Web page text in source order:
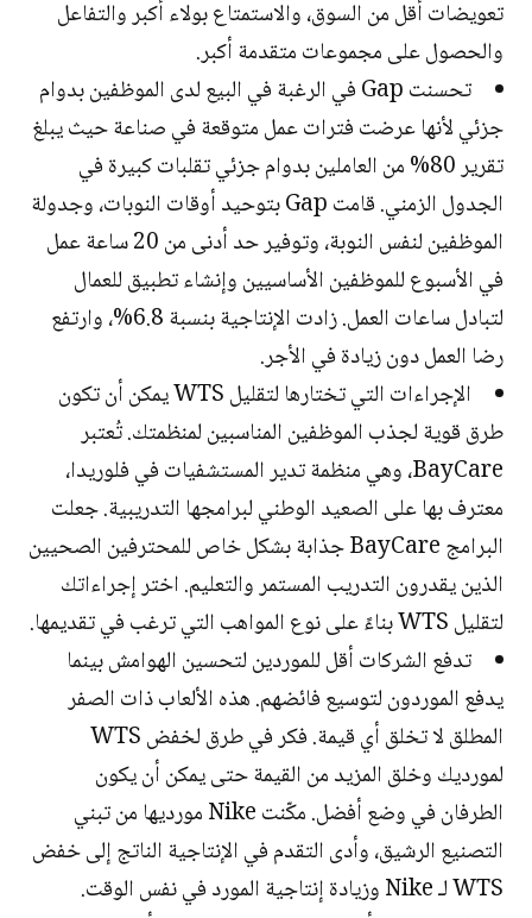
تعويضات أقل من السوق، والاستمتاع بولاء أكبر والتفاعل
والحصول على مجموعات متقدمة أكبر.
تحسنت Gap في الرغبة في البيع لدى الموظفين بدوام
جزئي لأنها عرضت فترات عمل متوقعة في صناعة حيث يبلغ
تقرير 80% من العاملين بدوام جزئي تقلبات كبيرة في
الجدول الزمني. قامت Gap بتوحيد أوقات النوبات، وجدولة
الموظفين لنفس النوبة، وتوفير حد أدنى من 20 ساعة عمل
في الأسبوع للموظفين الأساسيين وإنشاء تطبيق للعمال
لتبادل ساعات العمل. زادت الإنتاجية بنسبة 6.8%، وارتفع
رضا العمل دون زيادة في الأجر.
الإجراءات التي تختارها لتقليل WTS يمكن أن تكون
طرق قوية لجذب الموظفين المناسبين لمنظمتك. تُعتبر
BayCare، وهي منظمة تدير المستشفيات في فلوريدا،
معترف بها على الصعيد الوطني لبرامجها التدريبية. جعلت
البرامج BayCare جذابة بشكل خاص للمحترفين الصحيين
الذين يقدرون التدريب المستمر والتعليم. اختر إجراءاتك
لتقليل WTS بناءً على نوع المواهب التي ترغب في تقديمها.
تدفع الشركات أقل للموردين لتحسين الهوامش بينما
يدفع الموردون لتوسيع فائضهم. هذه الألعاب ذات الصفر
المطلق لا تخلق أي قيمة. فكر في طرق لخفض WTS
لمورديك وخلق المزيد من القيمة حتى يمكن أن يكون
الطرفان في وضع أفضل. مكّنت Nike مورديها من تبني
التصنيع الرشيق، وأدى التقدم في الإنتاجية الناتج إلى خفض
WTS لـ Nike وزيادة إنتاجية المورد في نفس الوقت.